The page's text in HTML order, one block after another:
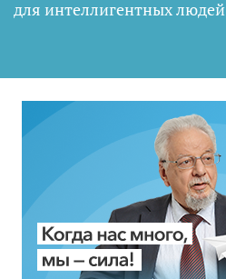
для интеллигентных людей